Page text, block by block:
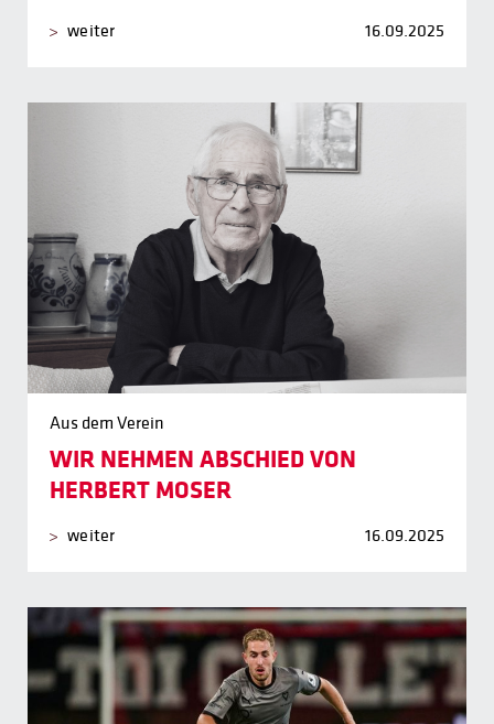
weiter 16.09.2025
Aus dem Verein
WIR NEHMEN ABSCHIED VON
HERBERT MOSER
weiter 16.09.2025